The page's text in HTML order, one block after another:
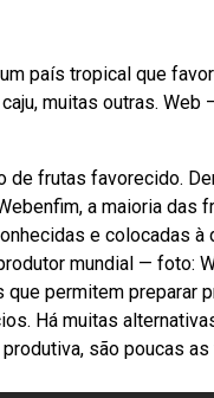
país tropical que
muitas outras.
frutas favorecido.
a maioria
e colocadas
mundial —
permitem preparar
Há muitas
são poucas